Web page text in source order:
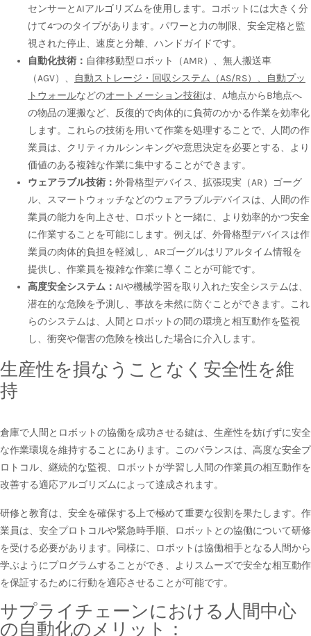
センサーとAIアルゴリズムを使用します。コボットには大きく分
けて4つのタイプがあります。パワーと力の制限、安全定格と監
視された停止、速度と分離、ハンドガイドです。
自動化技術： 自律移動型ロボット（AMR）、無人搬送車
（AGV）、
自動ストレージ・回収システム（AS/RS）、自動プッ
トウォールなどのオートメーション技術は、A地点からB地点へ
の物品の運搬など、反復的で肉体的に負荷のかかる作業を効率化
します。これらの技術を用いて作業を処理することで、人間の作
業員は、クリティカルシンキングや意思決定を必要とする、より
価値のある複雑な作業に集中することができます。
ウェアラブル技術： 外骨格型デバイス、拡張現実（AR）ゴーグ
ル、スマートウォッチなどのウェアラブルデバイスは、人間の作
業員の能力を向上させ、ロボットと一緒に、より効率的かつ安全
に作業することを可能にします。例えば、外骨格型デバイスは作
業員の肉体的負担を軽減し、ARゴーグルはリアルタイム情報を
提供し、作業員を複雑な作業に導くことが可能です。
高度安全システム： AIや機械学習を取り入れた安全システムは、
潜在的な危険を予測し、事故を未然に防ぐことができます。これ
らのシステムは、人間とロボットの間の環境と相互動作を監視
し、衝突や傷害の危険を検出した場合に介入します。
生産性を損なうことなく安全性を維
持
倉庫で人間とロボットの協働を成功させる鍵は、生産性を妨げずに安全
な作業環境を維持することにあります。このバランスは、高度な安全プ
ロトコル、継続的な監視、ロボットが学習し人間の作業員の相互動作を
改善する適応アルゴリズムによって達成されます。
研修と教育は、安全を確保する上で極めて重要な役割を果たします。作
業員は、安全プロトコルや緊急時手順、ロボットとの協働について研修
を受ける必要があります。同様に、ロボットは協働相手となる人間から
学ぶようにプログラムすることができ、よりスムーズで安全な相互動作
を保証するために行動を適応させることが可能です。
サプライチェーンにおける人間中心
の自動化のメリット：